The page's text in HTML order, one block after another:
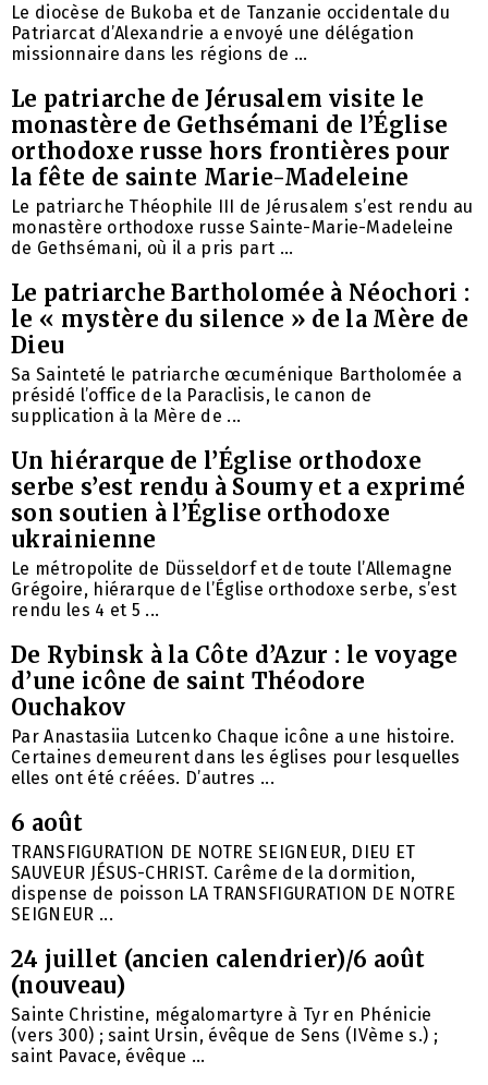
Le diocèse de Bukoba et de Tanzanie occidentale du
Patriarcat d’Alexandrie a envoyé une délégation
missionnaire dans les régions de ...
Le patriarche de Jérusalem visite le
monastère de Gethsémani de l’Église
orthodoxe russe hors frontières pour
la fête de sainte Marie-Madeleine
Le patriarche Théophile III de Jérusalem s’est rendu au
monastère orthodoxe russe Sainte-Marie-Madeleine
de Gethsémani, où il a pris part ...
Le patriarche Bartholomée à Néochori :
le « mystère du silence » de la Mère de
Dieu
Sa Sainteté le patriarche œcuménique Bartholomée a
présidé l’office de la Paraclisis, le canon de
supplication à la Mère de ...
Un hiérarque de l’Église orthodoxe
serbe s’est rendu à Soumy et a exprimé
son soutien à l’Église orthodoxe
ukrainienne
Le métropolite de Düsseldorf et de toute l’Allemagne
Grégoire, hiérarque de l’Église orthodoxe serbe, s’est
rendu les 4 et 5 ...
De Rybinsk à la Côte d’Azur : le voyage
d’une icône de saint Théodore
Ouchakov
Par Anastasiia Lutcenko Chaque icône a une histoire.
Certaines demeurent dans les églises pour lesquelles
elles ont été créées. D’autres ...
6 août
TRANSFIGURATION DE NOTRE SEIGNEUR, DIEU ET
SAUVEUR JÉSUS-CHRIST. Carême de la dormition,
dispense de poisson LA TRANSFIGURATION DE NOTRE
SEIGNEUR ...
24 juillet (ancien calendrier)/6 août
(nouveau)
Sainte Christine, mégalomartyre à Tyr en Phénicie
(vers 300) ; saint Ursin, évêque de Sens (IVème s.) ;
saint Pavace, évêque ...